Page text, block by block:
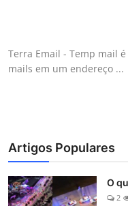
Terra Email - Temp mail
mails em um endereço ...
Artigos Populares
O
2